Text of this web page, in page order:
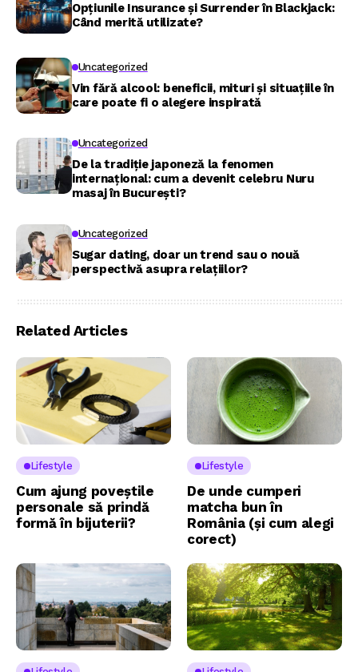
Opțiunile Insurance și Surrender în Blackjack:
Când merită utilizate?
Uncategorized
Vin fără alcool: beneficii, mituri și situațiile în
care poate fi o alegere inspirată
Uncategorized
De la tradiție japoneză la fenomen
internațional: cum a devenit celebru Nuru
masaj în București?
Uncategorized
Sugar dating, doar un trend sau o nouă
perspectivă asupra relațiilor?
Related Articles
Lifestyle
Cum ajung poveștile
personale să prindă
formă în bijuterii?
Lifestyle
De unde cumperi
matcha bun în
România (și cum alegi
corect)